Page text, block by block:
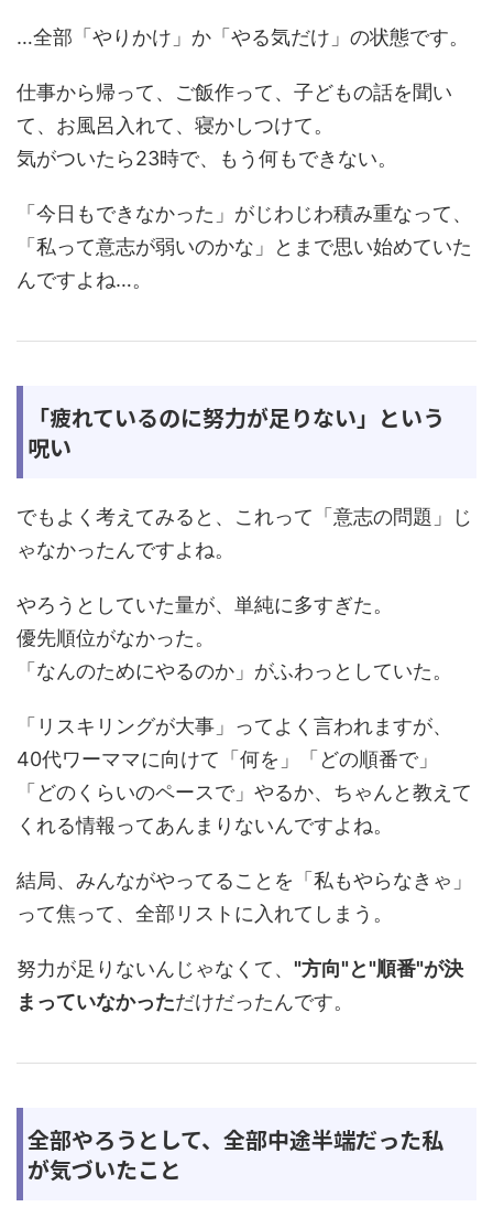
…全部「やりかけ」か「やる気だけ」の状態です。
仕事から帰って、ご飯作って、子どもの話を聞い
て、お風呂入れて、寝かしつけて。
気がついたら23時で、もう何もできない。
「今日もできなかった」がじわじわ積み重なって、
「私って意志が弱いのかな」とまで思い始めていた
んですよね…。
「疲れているのに努力が足りない」という
呪い
でもよく考えてみると、これって「意志の問題」じ
ゃなかったんですよね。
やろうとしていた量が、単純に多すぎた。
優先順位がなかった。
「なんのためにやるのか」がふわっとしていた。
「リスキリングが大事」ってよく言われますが、
40代ワーママに向けて「何を」「どの順番で」
「どのくらいのペースで」やるか、ちゃんと教えて
くれる情報ってあんまりないんですよね。
結局、みんながやってることを「私もやらなきゃ」
って焦って、全部リストに入れてしまう。
努力が足りないんじゃなくて、 "方向"と"順番"が決
まっていなかっただけだったんです。
全部やろうとして、全部中途半端だった私
が気づいたこと